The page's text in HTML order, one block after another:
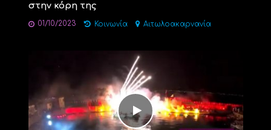
στην κόρη της
01/10/2023 Κοινωνία Αιτωλοακαρνανία